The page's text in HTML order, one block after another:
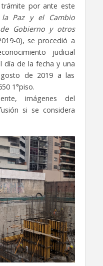
por ante este
la Paz y el Cambio
Gobierno y otros
0), se procedió a
judicial
día de la fecha y una
de 2019 a las
1°piso.
imágenes del
si se considera